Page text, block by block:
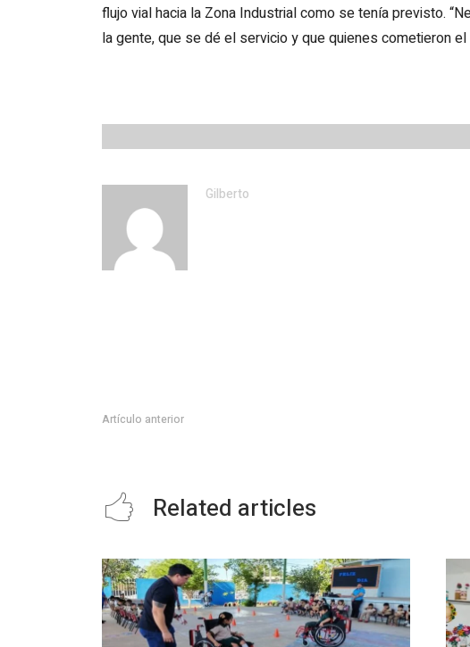
flujo vial hacia la Zona Industrial como se tenía previsto.
la gente, que se dé el servicio y que quienes cometieron
Gilberto
Artículo anterior
Related articles